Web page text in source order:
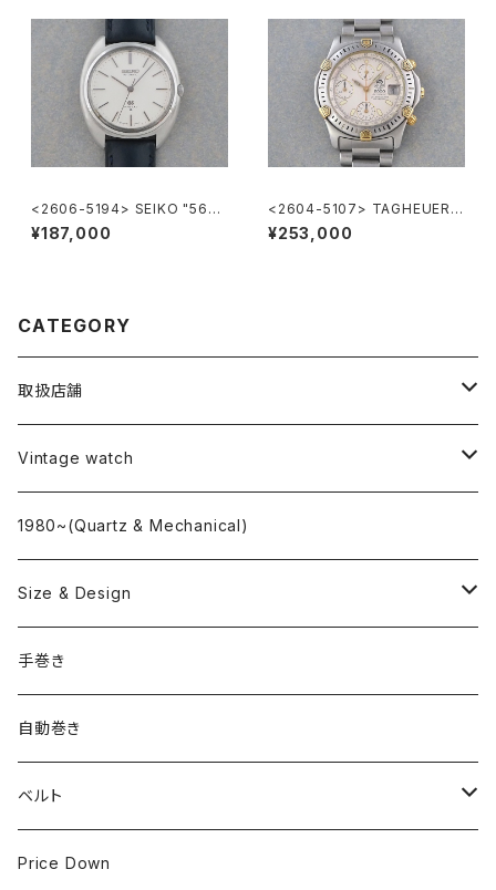
<2606-5194> SEIKO "56G
S" Grand Seiko
¥187,000
<2604-5107> TAGHEUER S
uper 2000 Chronograph
¥253,000
CATEGORY
取扱店舗
L o'clock
"delve"
Vintage watch
海外ブランド
OMEGA
ROLEX
国産ブランド
SEIKO
CITIZEN
1980~(Quartz & Mechanical)
Size & Design
~24.9mm
25mm~29.9mm
30mm~34.9mm
35mm~39.9mm
手巻き
自動巻き
ベルト
HIRSCHベルト
Price Down